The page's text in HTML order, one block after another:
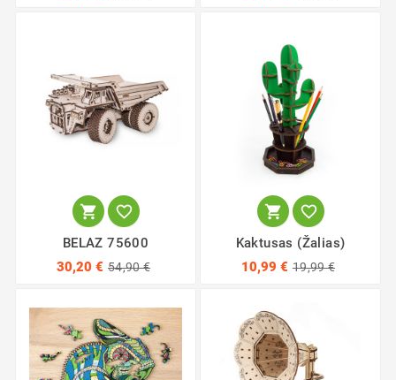
 
BELAZ 75600
30,20 € 54,90 €
 
Kaktusas (žalias)
10,99 € 19,99 €